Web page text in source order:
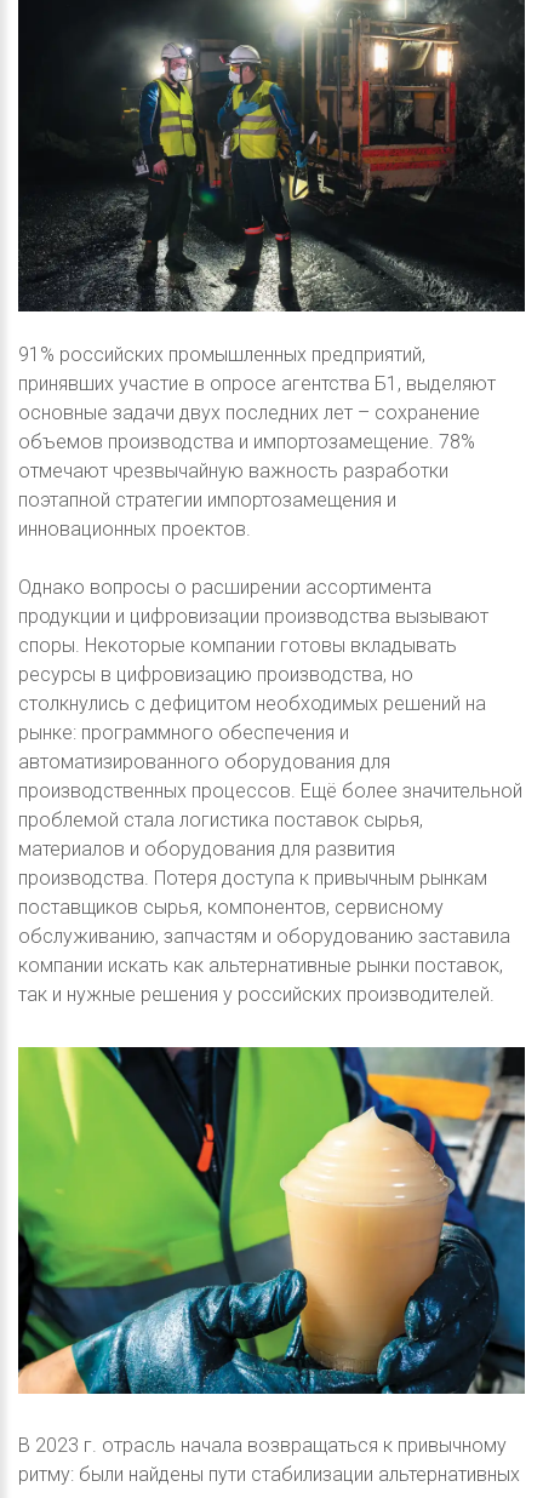
91% российских промышленных предприятий,
принявших участие в опросе агентства Б1, выделяют
основные задачи двух последних лет – сохранение
объемов производства и импортозамещение. 78%
отмечают чрезвычайную важность разработки
поэтапной стратегии импортозамещения и
инновационных проектов.
Однако вопросы о расширении ассортимента
продукции и цифровизации производства вызывают
споры. Некоторые компании готовы вкладывать
ресурсы в цифровизацию производства, но
столкнулись с дефицитом необходимых решений на
рынке: программного обеспечения и
автоматизированного оборудования для
производственных процессов. Ещё более значительной
проблемой стала логистика поставок сырья,
материалов и оборудования для развития
производства. Потеря доступа к привычным рынкам
поставщиков сырья, компонентов, сервисному
обслуживанию, запчастям и оборудованию заставила
компании искать как альтернативные рынки поставок,
так и нужные решения у российских производителей.
В 2023 г. отрасль начала возвращаться к привычному
ритму: были найдены пути стабилизации альтернативных